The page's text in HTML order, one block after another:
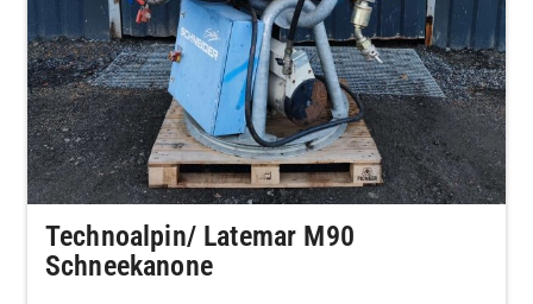
Technoalpin/ Latemar M90
Schneekanone